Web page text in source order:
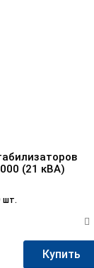
(21 кВА)
шт.
Купить